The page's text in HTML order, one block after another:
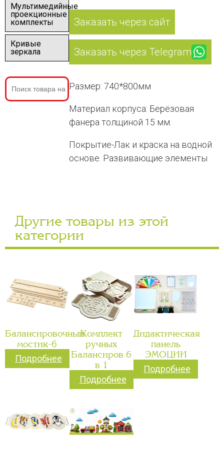
Мультимедийные
проекционные
комплекты
Кривые
зеркала
Заказать через сайт
Заказать через Telegram
Размер: 740*800мм
Материал корпуса: Берёзовая
фанера толщиной 15 мм.
Покрытие-Лак и краска на водной
основе. Развивающие элементы
Другие товары из этой
категории
Балансировочный
мостик-6
Подробнее
Комплект
ручных
Балансиров 6
в 1
Подробнее
Дидактическая
панель
ЭМОЦИИ
Подробнее